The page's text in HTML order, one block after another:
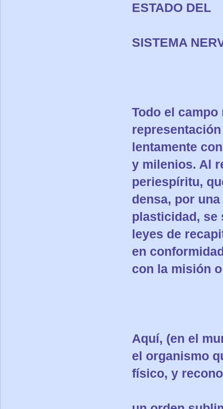
ESTADO DEL
SISTEMA
Todo el
lentamente
y milenios. Al
periespíritu,
densa, por
plasticidad, se
leyes de
en
con la misión
Aquí, (en el
el organismo
físico, y